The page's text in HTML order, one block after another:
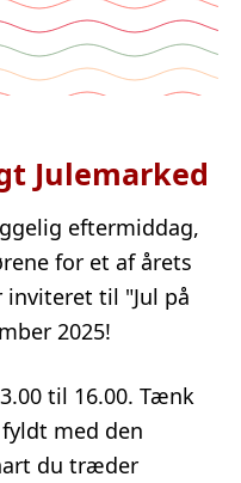
Julemarked
eftermiddag,
for et af årets
inviteret til "Jul på
2025!
til 16.00. Tænk
med den
du træder